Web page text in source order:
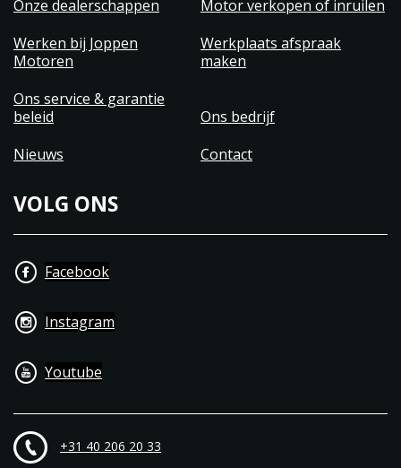
Onze dealerschappen
Motor verkopen of inruilen
Werken bij Joppen
Motoren
Werkplaats afspraak
maken
Ons service & garantie
beleid
Ons bedrijf
Nieuws
Contact
VOLG ONS
Facebook
Instagram
Youtube
+31 40 206 20 33